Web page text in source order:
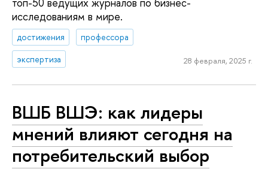
исследованиям в мире.
достижения
профессора
экспертиза
28 февраля, 2025 г.
ВШБ ВШЭ: как лидеры
мнений влияют сегодня на
потребительский выбор